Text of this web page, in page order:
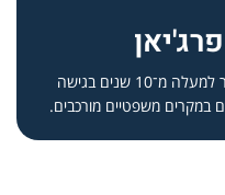
עו״ד קורל פרג'יאן מלווה לקוחות כבר למעלה מ־10 שנים בגישה
במקרים משפטיים מורכבים.